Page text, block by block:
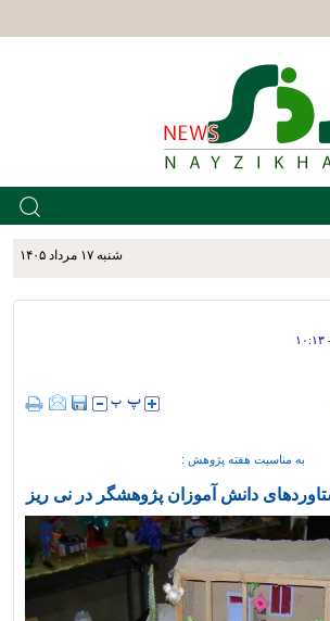
شنبه ۱۷ مرداد ۱۴۰۵
به مناسبت هفته پژوهش :
دانش آموزان پژوهشگر در نی ریز